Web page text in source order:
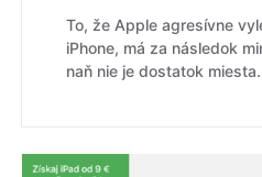
To, že Apple agresívne
iPhone, má za následok
naň nie je dostatok miesta.